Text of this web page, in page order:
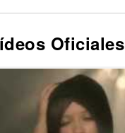
Oficiales